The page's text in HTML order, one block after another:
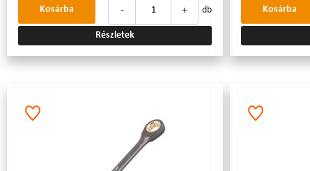
- + db
Kosárba
Részletek
Kosárba